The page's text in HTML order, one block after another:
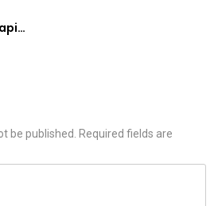
be published.
Required fields are